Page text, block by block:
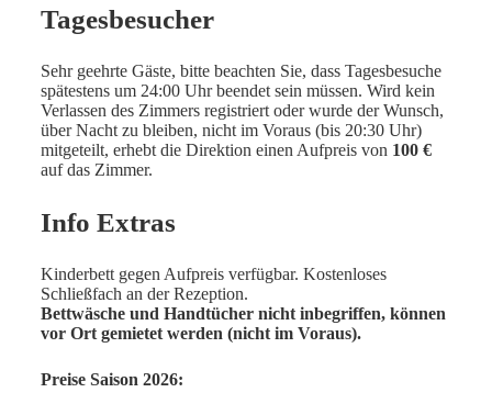
Tagesbesucher
Sehr geehrte Gäste, bitte beachten Sie, dass Tagesbesuche
spätestens um 24:00 Uhr beendet sein müssen. Wird kein
Verlassen des Zimmers registriert oder wurde der Wunsch,
über Nacht zu bleiben, nicht im Voraus (bis 20:30 Uhr)
mitgeteilt, erhebt die Direktion einen Aufpreis von 100 €
auf das Zimmer.
Info Extras
Kinderbett gegen Aufpreis verfügbar. Kostenloses
Schließfach an der Rezeption.
Bettwäsche und Handtücher nicht inbegriffen, können
vor Ort gemietet werden (nicht im Voraus).
Preise Saison 2026: